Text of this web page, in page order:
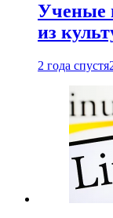
Ученые
из
2 года спустя